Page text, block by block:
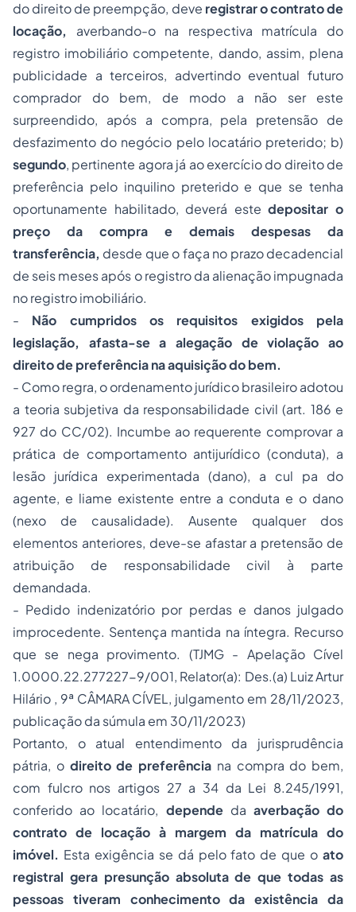
do direito de preempção, deve registrar o contrato de
locação, averbando-o na respectiva matrícula do
registro imobiliário competente, dando, assim, plena
publicidade a terceiros, advertindo eventual futuro
comprador do bem, de modo a não ser este
surpreendido, após a compra, pela pretensão de
desfazimento do negócio pelo locatário preterido; b)
segundo, pertinente agora já ao exercício do direito de
preferência pelo inquilino preterido e que se tenha
oportunamente habilitado, deverá estedepositar o
preço da compra e demais despesas da
transferência, desde que o faça no prazo decadencial
de seis meses após o registro da alienação impugnada
no registro imobiliário.
- Não cumpridos os requisitos exigidos pela
legislação, afasta-se a alegação de violação ao
direito de preferência na aquisição do bem.
- Como regra, o ordenamento jurídico brasileiro adotou
a teoria subjetiva da responsabilidade civil (art. 186 e
927 do CC/02). Incumbe ao requerente comprovar a
prática de comportamento antijurídico (conduta), a
lesão jurídica experimentada (dano), a cul pa do
agente, e liame existente entre a conduta e o dano
(nexo de causalidade). Ausente qualquer dos
elementos anteriores, deve-se afastar a pretensão de
atribuição de responsabilidade civil à parte
demandada.
- Pedido indenizatório por perdas e danos julgado
improcedente. Sentença mantida na íntegra. Recurso
que se nega provimento. (TJMG - Apelação Cível
1.0000.22.277227-9/001, Relator(a): Des.(a) Luiz Artur
Hilário , 9ª CÂMARA CÍVEL, julgamento em 28/11/2023,
publicação da súmula em 30/11/2023)
Portanto, o atual entendimento da jurisprudência
pátria, o direito de preferência na compra do bem,
com fulcro nos artigos 27 a 34 da Lei 8.245/1991,
conferido ao locatário, dependeda averbação do
contrato de locação à margem da matrícula do
imóvel. Esta exigência se dá pelo fato de que o ato
registral gera presunção absoluta de que todas as
pessoas tiveram conhecimento da existência da